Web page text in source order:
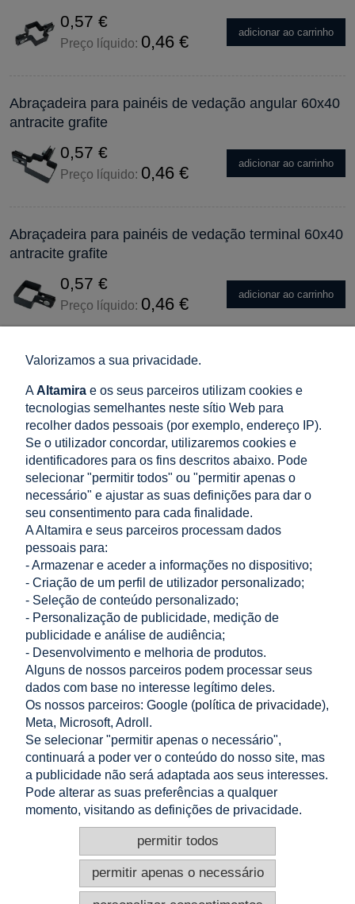
0,57 €
Preço líquido: 0,46 € adicionar ao carrinho
Abraçadeira para painéis de vedação angular 60x40
antracite grafite
0,57 €
Preço líquido: 0,46 € adicionar ao carrinho
Abraçadeira para painéis de vedação terminal 60x40
antracite grafite
0,57 €
Preço líquido: 0,46 € adicionar ao carrinho
Abraçadeira de fixação 1/2 para painéis de vedação
antracite grafite
0,10 €
Preço líquido: 0,08 € adicionar ao carrinho
Abraçadeira universal suporte conector para painéis
de vedação antracite grafite
0,39 €
Preço líquido:0,32 €
LOJA
AJUDA
A MINHA CONTA
INFORMAÇÃO
CONTACTO
Altamira Sp. z o. o.
Budowlanych 6/51, 95-040 Koluszki, Polónia
+48 724 999 949
info@e-altamira.pt
Atendimento ao cliente: Seg–Sex 8:00–16:00
Valorizamos a sua privacidade.
AAltamira e os seus parceiros utilizam cookies e
tecnologias semelhantes neste sítio Web para
recolher dados pessoais (por exemplo, endereço IP).
Se o utilizador concordar, utilizaremos cookies e
identificadores para os fins descritos abaixo. Pode
selecionar "permitir todos" ou "permitir apenas o
necessário" e ajustar as suas definições para dar o
seu consentimento para cada finalidade.
A Altamira e seus parceiros processam dados
pessoais para:
- Armazenar e aceder a informações no dispositivo;
- Criação de um perfil de utilizador personalizado;
- Seleção de conteúdo personalizado;
- Personalização de publicidade, medição de
publicidade e análise de audiência;
- Desenvolvimento e melhoria de produtos.
Alguns de nossos parceiros podem processar seus
dados com base no interesse legítimo deles.
Os nossos parceiros: Google (política de privacidade),
Meta, Microsoft, Adroll.
Se selecionar "permitir apenas o necessário",
continuará a poder ver o conteúdo do nosso site, mas
a publicidade não será adaptada aos seus interesses.
Pode alterar as suas preferências a qualquer
momento, visitando as definições de privacidade.
permitir apenas o necessário
permitir todos